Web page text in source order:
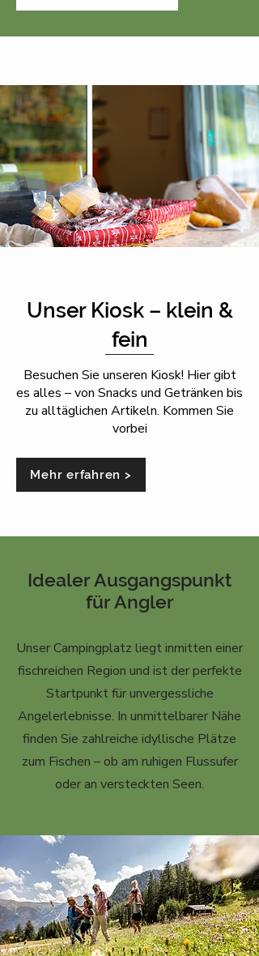
Unser Kiosk – klein &
fein
Besuchen Sie unseren Kiosk! Hier gibt
es alles – von Snacks und Getränken bis
zu alltäglichen Artikeln. Kommen Sie
vorbei
Mehr erfahren >
Idealer Ausgangspunkt
für Angler
Unser Campingplatz liegt inmitten einer
fischreichen Region und ist der perfekte
Startpunkt für unvergessliche
Angelerlebnisse. In unmittelbarer Nähe
finden Sie zahlreiche idyllische Plätze
zum Fischen – ob am ruhigen Flussufer
oder an versteckten Seen.